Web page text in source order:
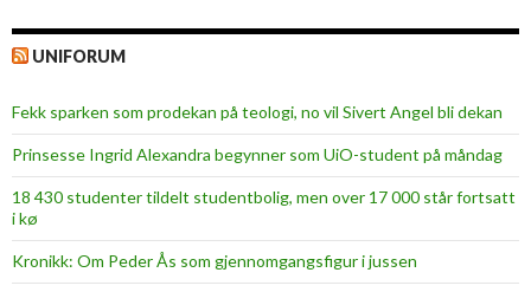
UNIFORUM
Fekk sparken som prodekan på teologi, no vil Sivert Angel bli dekan
Prinsesse Ingrid Alexandra begynner som UiO-student på måndag
18 430 studenter tildelt studentbolig, men over 17 000 står fortsatt
i kø
Kronikk: Om Peder Ås som gjennomgangsfigur i jussen